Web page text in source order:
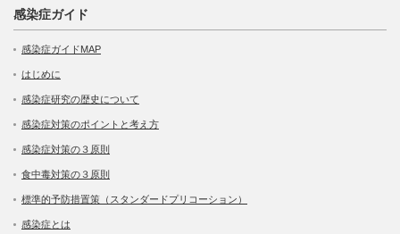
感染症ガイド
感染症ガイドMAP
はじめに
感染症研究の歴史について
感染症対策のポイントと考え方
感染症対策の３原則
食中毒対策の３原則
標準的予防措置策（スタンダードプリコーション）
感染症とは